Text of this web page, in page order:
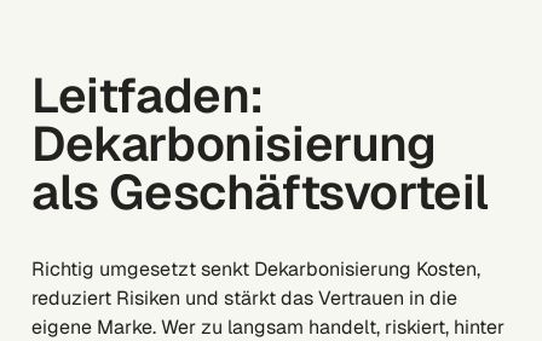
Leitfaden:
Dekarbonisierung
als Geschäftsvorteil
Richtig umgesetzt senkt Dekarbonisierung Kosten,
reduziert Risiken und stärkt das Vertrauen in die
eigene Marke. Wer zu langsam handelt, riskiert, hinter